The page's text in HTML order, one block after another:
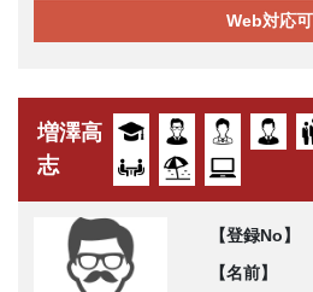
Web対応可
増澤高
志
【登録No】
【名前】